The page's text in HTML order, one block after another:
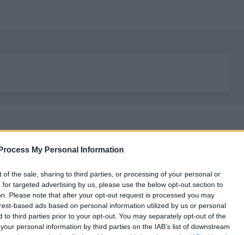
My Personal Information
of the sale, sharing to third parties, or processing of your personal or
targeted advertising by us, please use the below opt-out section to
Please note that after your opt-out request is processed you may
based ads based on personal information utilized by us or personal
to third parties prior to your opt-out. You may separately opt-out of the
personal information by third parties on the IAB’s list of downstream
00:22:50
05.08.2026 Aktuālais par
00:22:51
05.08.2026 Preses klubs 3.